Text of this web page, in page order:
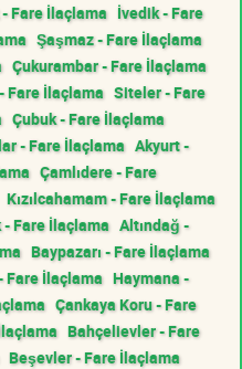
- Fare İlaçlama İvedik - Fare
Şaşmaz - Fare İlaçlama
Çukurambar - Fare İlaçlama
Fare İlaçlama Siteler - Fare
Çubuk - Fare İlaçlama
- Fare İlaçlama Akyurt -
Çamlıdere - Fare
Kızılcahamam - Fare İlaçlama
Fare İlaçlama Altındağ -
Baypazarı - Fare İlaçlama
Fare İlaçlama Haymana -
Çankaya Koru - Fare
Bahçelievler - Fare
Beşevler - Fare İlaçlama